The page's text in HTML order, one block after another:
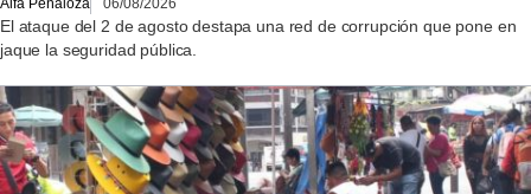
Alfa Peñaloza 06/08/2026
El ataque del 2 de agosto destapa una red de corrupción que pone en
jaque la seguridad pública.